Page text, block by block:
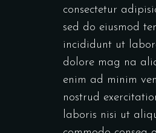
consectetur
sed do eiusmod
incididunt ut
dolore mag na
enim ad minim
nostrud
laboris nisi ut